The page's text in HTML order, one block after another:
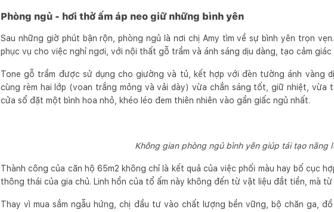
Phòng ngủ - hơi thở ấm áp neo giữ những bình yên
Sau những giờ phút bận rộn, phòng ngủ là nơi chị Amy tìm về sự bình yên trọn
phục vụ cho việc nghỉ ngơi, với nội thất gỗ trầm và ánh sáng dịu dàng, tạo cảm
Tone gỗ trầm được sử dụng cho giường và tủ, kết hợp với đèn tường ánh vàng
cùng rèm hai lớp (voan trắng mỏng và vải dày) vừa chắn sáng tốt, giữ nhiệt, vừa
cửa sổ đặt một bình hoa nhỏ, khéo léo đem thiên nhiên vào gần giấc ngủ nhất.
Không gian phòng ngủ bình yên giúp tái tạo năng
Thành công của căn hộ 65m2 không chỉ là kết quả của việc phối màu hay bố cục
thông thái của gia chủ. Linh hồn của tổ ấm này không đến từ vật liệu đắt tiền, mà
Thay vì mua sắm ngẫu hứng, chị đầu tư vào chất lượng bền vững, bộ chăn ga,